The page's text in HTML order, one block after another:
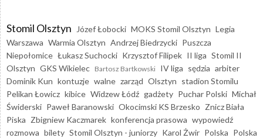
Stomil Olsztyn Józef Łobocki MOKS Stomil Olsztyn Legia
Warszawa Warmia Olsztyn Andrzej Biedrzycki Puszcza
Niepołomice Łukasz Suchocki Krzysztof Filipek II liga Stomil II
Olsztyn GKS Wikielec Bartosz Bartkowski IV liga sędzia arbiter
Dominik Kun kontuzje walne zarząd Olsztyn stadion Stomilu
Pelikan Łowicz kibice Widzew Łódź gadżety Puchar Polski Michał
Świderski Paweł Baranowski Okocimski KS Brzesko Znicz Biała
Piska Zbigniew Kaczmarek konferencja prasowa wypowiedź
rozmowa bilety Stomil Olsztyn - juniorzy Karol Żwir Polska Polska